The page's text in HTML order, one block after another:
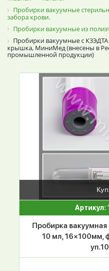
Пробирки вакуумные
забора крови.
Пробирки вакуумные из
Пробирки вакуумные с К3ЭДТА
крышка, МиниМед (внесены в
промышленной продукции)
Артикул:
Пробирка
10 мл, 16×100мм,